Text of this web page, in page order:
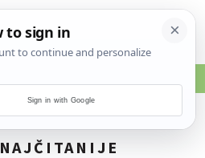
NAJČITANIJE
Sign in with Google